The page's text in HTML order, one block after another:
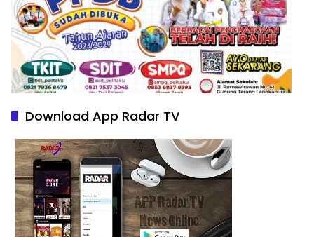
Download App Radar TV